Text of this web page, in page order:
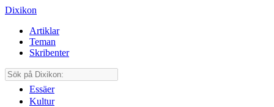
Dixikon
Artiklar
Teman
Skribenter
Essäer
Kultur